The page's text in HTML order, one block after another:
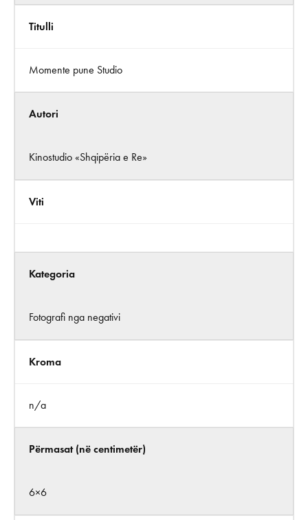
Titulli
Momente pune Studio
Autori
Kinostudio «Shqipëria e Re»
Viti
Kategoria
Fotografi nga negativi
Kroma
n/a
Përmasat (në centimetër)
6×6